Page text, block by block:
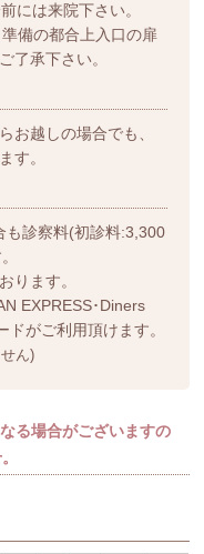
には来院下さい。
備の都合上入口の扉
了承下さい。
お越しの場合でも、
す。
も診察料(初診料:3,300
ります。
EXPRESS･Diners
がご利用頂けます。
ん)
る場合がございますの